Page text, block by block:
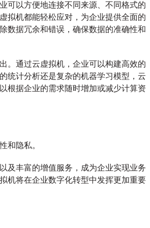
业
整
合
业
务
数
据
可以方便地连接不同来源、不同格式的
拟机都能轻松应对，为企业提供全面的
数据冗余和错误，确保数据的准确性和
。通过云虚拟机，企业可以构建高效的
统计分析还是复杂的机器学习模型，云
根据企业的需求随时增加或减少计算资
和隐私。
及丰富的增值服务，成为企业实现业务
机将在企业数字化转型中发挥更加重要